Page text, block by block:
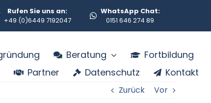
Rufen Sie uns an:
+49 (0)6449 7192047
WhatsApp Chat:
0151 646 274 89
Beratung
Fortbildung
Partner
Datenschutz Kontakt
Zurück Vor